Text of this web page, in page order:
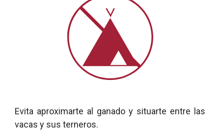
Evita aproximarte al ganado y situarte entre las
vacas y sus terneros.